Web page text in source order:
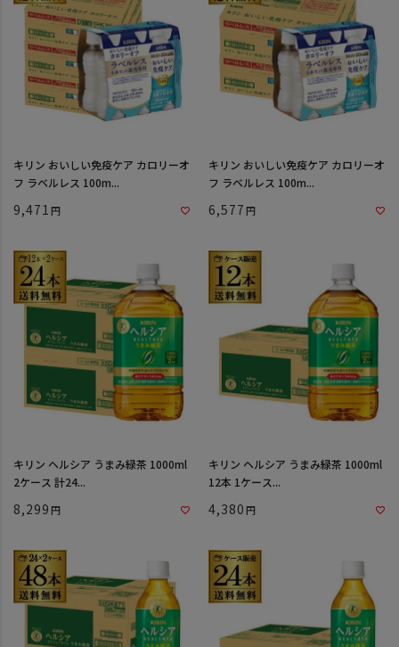
キリン おいしい免疫ケア カロリーオ
フ ラベルレス 100m...
9,471
キリン おいしい免疫ケア カロリーオ
フ ラベルレス 100m...
6,577
キリン ヘルシア うまみ緑茶 1000ml
2ケース 計24...
8,299
キリン ヘルシア うまみ緑茶 1000ml
12本 1ケース...
4,380